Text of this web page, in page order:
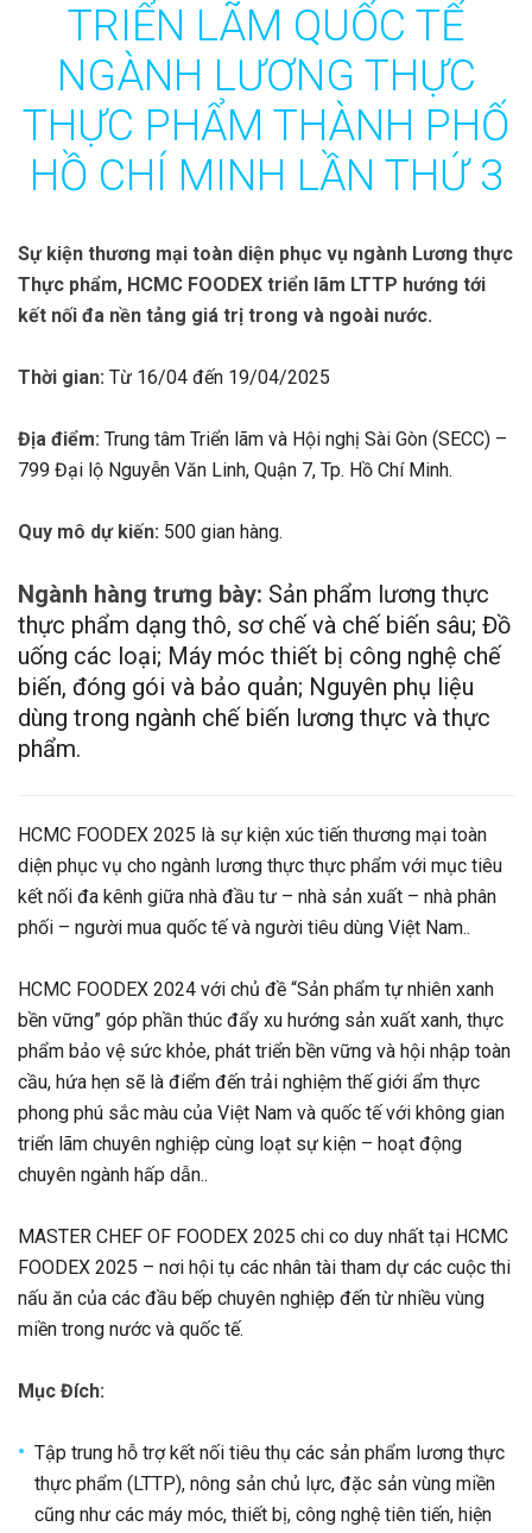
TRIỂN LÃM QUỐC TẾ
NGÀNH LƯƠNG THỰC
THỰC PHẨM THÀNH PHỐ
HỒ CHÍ MINH LẦN THỨ 3
Sự kiện thương mại toàn diện phục vụ ngành Lương thực
Thực phẩm, HCMC FOODEX triển lãm LTTP hướng tới
kết nối đa nền tảng giá trị trong và ngoài nước.
Thời gian: Từ 16/04 đến 19/04/2025
Địa điểm: Trung tâm Triển lãm và Hội nghị Sài Gòn (SECC) –
799 Đại lộ Nguyễn Văn Linh, Quận 7, Tp. Hồ Chí Minh.
Quy mô dự kiến: 500 gian hàng.
Ngành hàng trưng bày: Sản phẩm lương thực
thực phẩm dạng thô, sơ chế và chế biến sâu; Đồ
uống các loại; Máy móc thiết bị công nghệ chế
biến, đóng gói và bảo quản; Nguyên phụ liệu
dùng trong ngành chế biến lương thực và thực
phẩm.
HCMC FOODEX 2025 là sự kiện xúc tiến thương mại toàn
diện phục vụ cho ngành lương thực thực phẩm với mục tiêu
kết nối đa kênh giữa nhà đầu tư – nhà sản xuất – nhà phân
phối – người mua quốc tế và người tiêu dùng Việt Nam..
HCMC FOODEX 2024 với chủ đề “Sản phẩm tự nhiên xanh
bền vững” góp phần thúc đẩy xu hướng sản xuất xanh, thực
phẩm bảo vệ sức khỏe, phát triển bền vững và hội nhập toàn
cầu, hứa hẹn sẽ là điểm đến trải nghiệm thế giới ẩm thực
phong phú sắc màu của Việt Nam và quốc tế với không gian
triển lãm chuyên nghiệp cùng loạt sự kiện – hoạt động
chuyên ngành hấp dẫn..
MASTER CHEF OF FOODEX 2025 chi co duy nhất tại HCMC
FOODEX 2025 – nơi hội tụ các nhân tài tham dự các cuộc thi
nấu ăn của các đầu bếp chuyên nghiệp đến từ nhiều vùng
miền trong nước và quốc tế.
Mục Đích:
Tập trung hỗ trợ kết nối tiêu thụ các sản phẩm lương thực
thực phẩm (LTTP), nông sản chủ lực, đặc sản vùng miền
cũng như các máy móc, thiết bị, công nghệ tiên tiến, hiện